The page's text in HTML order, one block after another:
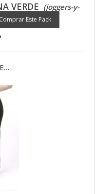
VERDE (joggers-y-
Comprar Este Pack
Pantalón de Embarazo Boca Ancha Jecy verde Invierno